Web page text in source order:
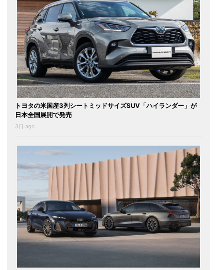
トヨタの米国産3列シートミッドサイズSUV「ハイランダー」が
日本全国展開で発売
3日 ago